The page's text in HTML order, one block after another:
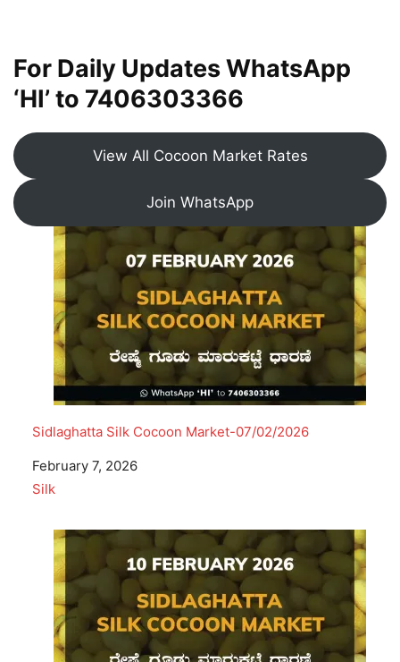
For Daily Updates WhatsApp
‘HI’ to 7406303366
View All Cocoon Market Rates
Join WhatsApp
Sidlaghatta Silk Cocoon Market-07/02/2026
Date
February 7, 2026
In relation to
Silk